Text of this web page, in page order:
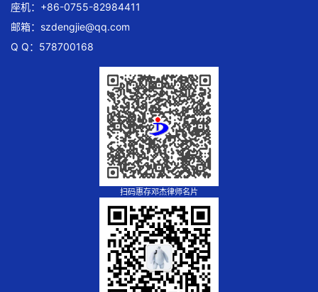
座机：+86-0755-82984411
邮箱： szdengjie@qq.com
Q Q：578700168
扫码惠存邓杰律师名片